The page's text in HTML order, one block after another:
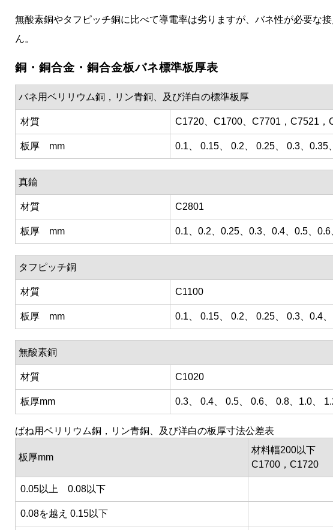
無酸素銅やタフピッチ銅に比べて導電率は劣りますが、バネ性が必要な
ん。
銅・銅合金・銅合金板バネ標準板厚表
バネ用ベリリウム銅，リン青銅、及び洋白の標準板厚
材質 C1720、C1700、C7701，C7521，
板厚 mm 0.1、 0.15、 0.2、 0.25、 0.3、
真鍮
材質 C2801
板厚 mm 0.1、0.2、0.25、0.3、0.4、0.5、
タフピッチ銅
材質 C1100
板厚 mm 0.1、 0.15、 0.2、 0.25、 0.3、0.4
無酸素銅
材質 C1020
板厚mm 0.3、 0.4、 0.5、 0.6、 0.8、1.0、
ばね用ベリリウム銅，リン青銅、及び洋白の板厚寸法公差表
板厚mm
材料幅200以下
C1700，C1720
0.05以上 0.08以下
0.08を越え 0.15以下